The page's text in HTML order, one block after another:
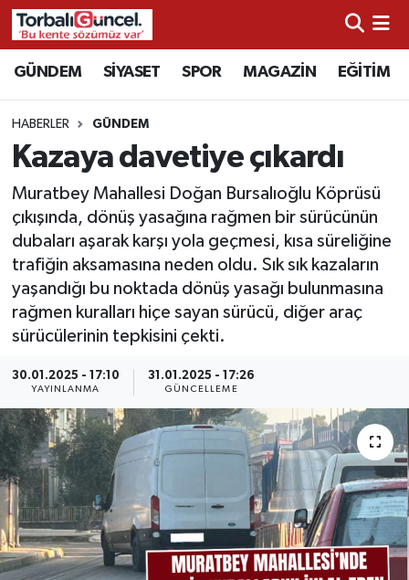
GÜNDEM SİYASET SPOR MAGAZİN EĞİTİM
HABERLER GÜNDEM
Kazaya davetiye çıkardı
Muratbey Mahallesi Doğan Bursalıoğlu Köprüsü
çıkışında, dönüş yasağına rağmen bir sürücünün
dubaları aşarak karşı yola geçmesi, kısa süreliğine
trafiğin aksamasına neden oldu. Sık sık kazaların
yaşandığı bu noktada dönüş yasağı bulunmasına
rağmen kuralları hiçe sayan sürücü, diğer araç
sürücülerinin tepkisini çekti.
30.01.2025 - 17:10
YAYINLANMA
31.01.2025 - 17:26
GÜNCELLEME
İzmir Nöbetçi Eczaneler
İzmir Hava Durumu
İzmir Namaz Vakitleri
İzmir Trafik Yoğunluk Haritası
Süper Lig Puan Durumu ve Fikstür
Tüm Manşetler
Son Dakika Haberleri
Haber Arşivi